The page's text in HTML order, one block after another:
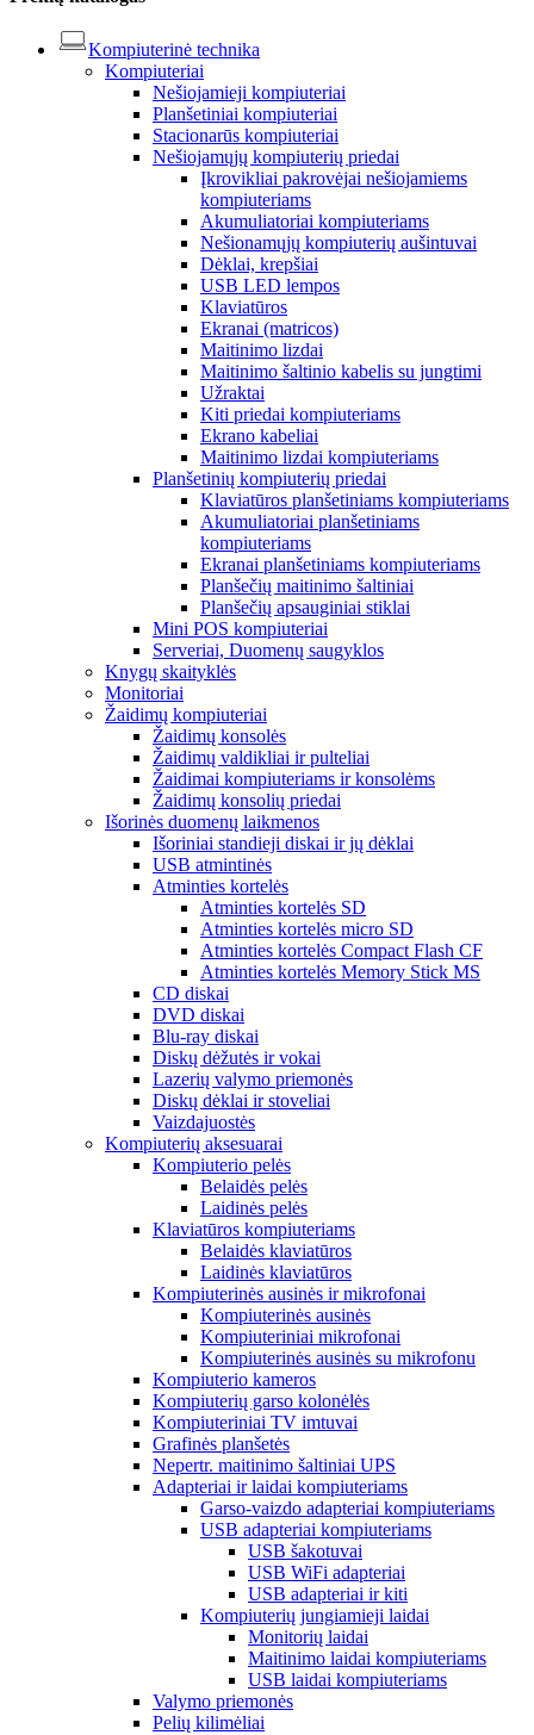
Kompiuterinė technika
Kompiuteriai
Nešiojamieji kompiuteriai
Planšetiniai kompiuteriai
Stacionarūs kompiuteriai
Nešiojamųjų kompiuterių priedai
Įkrovikliai pakrovėjai nešiojamiems
kompiuteriams
Akumuliatoriai kompiuteriams
Nešionamųjų kompiuterių aušintuvai
Dėklai, krepšiai
USB LED lempos
Klaviatūros
Ekranai (matricos)
Maitinimo lizdai
Maitinimo šaltinio kabelis su jungtimi
Užraktai
Kiti priedai kompiuteriams
Ekrano kabeliai
Maitinimo lizdai kompiuteriams
Planšetinių kompiuterių priedai
Klaviatūros planšetiniams kompiuteriams
Akumuliatoriai planšetiniams
kompiuteriams
Ekranai planšetiniams kompiuteriams
Planšečių maitinimo šaltiniai
Planšečių apsauginiai stiklai
Mini POS kompiuteriai
Serveriai, Duomenų saugyklos
Knygų skaityklės
Monitoriai
Žaidimų kompiuteriai
Žaidimų konsolės
Žaidimų valdikliai ir pulteliai
Žaidimai kompiuteriams ir konsolėms
Žaidimų konsolių priedai
Išorinės duomenų laikmenos
Išoriniai standieji diskai ir jų dėklai
USB atmintinės
Atminties kortelės
Atminties kortelės SD
Atminties kortelės micro SD
Atminties kortelės Compact Flash CF
Atminties kortelės Memory Stick MS
CD diskai
DVD diskai
Blu-ray diskai
Diskų dėžutės ir vokai
Lazerių valymo priemonės
Diskų dėklai ir stoveliai
Vaizdajuostės
Kompiuterių aksesuarai
Kompiuterio pelės
Belaidės pelės
Laidinės pelės
Klaviatūros kompiuteriams
Belaidės klaviatūros
Laidinės klaviatūros
Kompiuterinės ausinės ir mikrofonai
Kompiuterinės ausinės
Kompiuteriniai mikrofonai
Kompiuterinės ausinės su mikrofonu
Kompiuterio kameros
Kompiuterių garso kolonėlės
Kompiuteriniai TV imtuvai
Grafinės planšetės
Nepertr. maitinimo šaltiniai UPS
Adapteriai ir laidai kompiuteriams
Garso-vaizdo adapteriai kompiuteriams
USB adapteriai kompiuteriams
USB šakotuvai
USB WiFi adapteriai
USB adapteriai ir kiti
Kompiuterių jungiamieji laidai
Monitorių laidai
Maitinimo laidai kompiuteriams
USB laidai kompiuteriams
Valymo priemonės
Pelių kilimėliai